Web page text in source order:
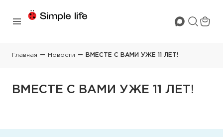
Главная Новости ВМЕСТЕ С ВАМИ УЖЕ 11 ЛЕТ!
ВМЕСТЕ С ВАМИ УЖЕ 11 ЛЕТ!